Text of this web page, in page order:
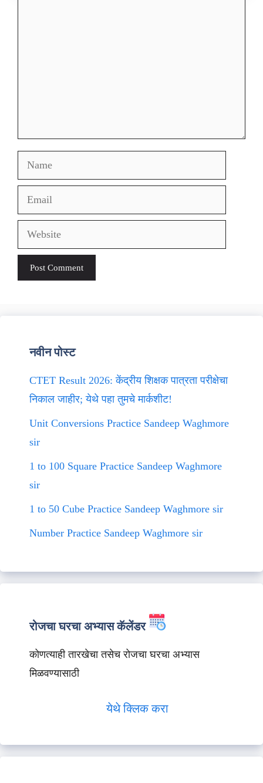
Name
Email
Website
नवीन पोस्ट
CTET Result 2026: केंद्रीय शिक्षक पात्रता परीक्षेचा
निकाल जाहीर; येथे पहा तुमचे मार्कशीट!
Unit Conversions Practice Sandeep Waghmore
sir
1 to 100 Square Practice Sandeep Waghmore
sir
1 to 50 Cube Practice Sandeep Waghmore sir
Number Practice Sandeep Waghmore sir
रोजचा घरचा अभ्यास कॅलेंडर
कोणत्याही तारखेचा तसेच रोजचा घरचा अभ्यास
मिळवण्यासाठी
येथे क्लिक करा